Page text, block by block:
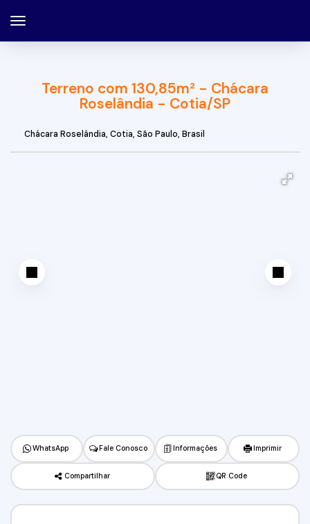
Terreno com 130,85m² - Chácara
Roselândia - Cotia/SP
Chácara Roselândia, Cotia, São Paulo, Brasil
WhatsApp Fale Conosco Informações Imprimir
Compartilhar QR Code